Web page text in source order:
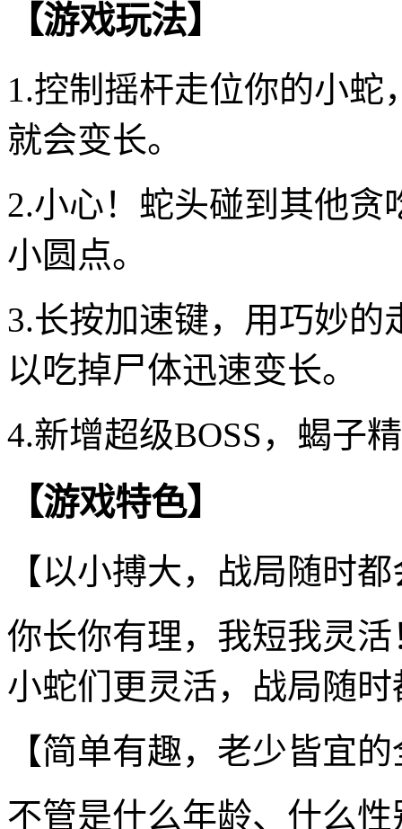
【游戏玩法】
1.控制摇杆走位你的小
就会变长。
2.小心！蛇头碰到其他
小圆点。
3.长按加速键，用巧妙
以吃掉尸体迅速变长。
4.新增超级BOSS，蝎子
【游戏特色】
【以小搏大，战局随时
你长你有理，我短我灵
小蛇们更灵活，战局随
【简单有趣，老少皆宜
不管是什么年龄、什么